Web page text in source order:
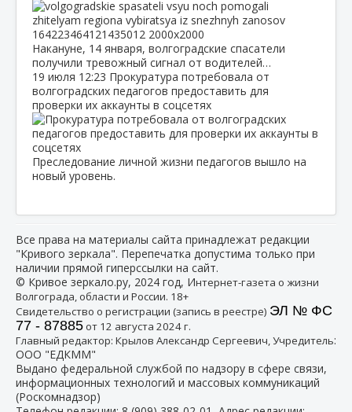
Накануне, 14 января, волгоградские спасатели
получили тревожный сигнал от водителей…
19 июля 12:23 Прокуратура потребовала от
волгоградских педагогов предоставить для
проверки их аккаунты в соцсетях
Преследование личной жизни педагогов вышло на
новый уровень.
Все права на материалы сайта принадлежат редакции
"Кривого зеркала". Перепечатка допустима только при
наличии прямой гиперссылки на сайт.
© Кривое зеркало.ру, 2024 год, Интернет-газета о жизни
Волгограда, области и России. 18+
Свидетельство о регистрации (запись в реестре) ЭЛ № ФС
77 - 87885от 12 августа 2024 г.
Главный редактор: Крылов Александр Сергеевич, Учредитель:
ООО "ЕДКММ"
Выдано федеральной службой по надзору в сфере связи,
информационных технологий и массовых коммуникаций
(Роскомнадзор)